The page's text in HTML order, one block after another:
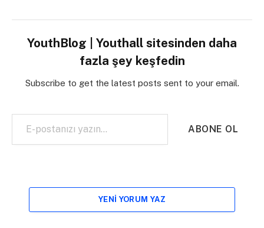
YouthBlog | Youthall sitesinden daha
fazla şey keşfedin
Subscribe to get the latest posts sent to your email.
E-postanızı yazın…
ABONE OL
YENI YORUM YAZ